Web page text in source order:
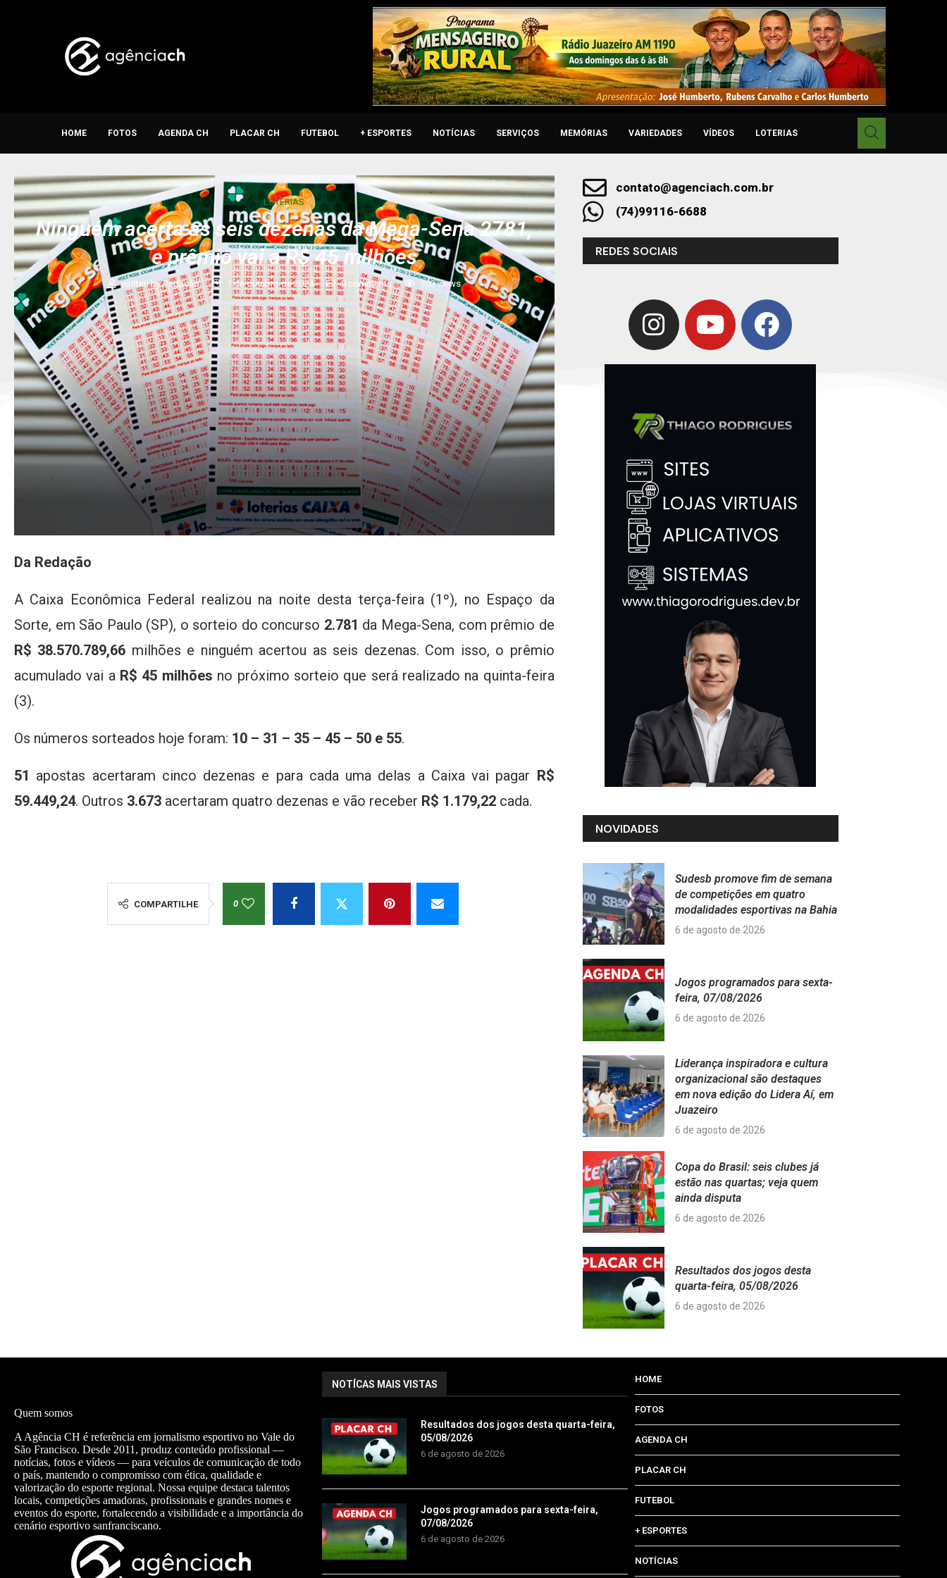
HOME FOTOS AGENDA CH PLACAR CH FUTEBOL + ESPORTES NOTÍCIAS SERVIÇOS MEMÓRIAS VARIEDADES VÍDEOS LOTERIAS
LOTERIAS
Ninguém acerta as seis dezenas da Mega-Sena 2781,
e prêmio vai a R$ 45 milhões
written byRedação 1 de outubro de 2024 0 comments 303views
Da Redação
A Caixa Econômica Federal realizou na noite desta terça-feira (1º), no Espaço da
Sorte, em São Paulo (SP), o sorteio do concurso 2.781 da Mega-Sena, com prêmio de
R$ 38.570.789,66 milhões e ninguém acertou as seis dezenas. Com isso, o prêmio
acumulado vai a R$ 45 milhões no próximo sorteio que será realizado na quinta-feira
(3).
Os números sorteados hoje foram: 10 – 31 – 35 – 45 – 50 e 55.
51 apostas acertaram cinco dezenas e para cada uma delas a Caixa vai pagar R$
59.449,24. Outros 3.673 acertaram quatro dezenas e vão receber R$ 1.179,22 cada.
COMPARTILHE 0
contato@agenciach.com.br
(74)99116-6688
REDES SOCIAIS
NOVIDADES
Sudesb promove fim de semana
de competições em quatro
modalidades esportivas na Bahia
6 de agosto de 2026
Jogos programados para sexta-
feira, 07/08/2026
6 de agosto de 2026
Liderança inspiradora e cultura
organizacional são destaques
em nova edição do Lidera Aí, em
Juazeiro
6 de agosto de 2026
Copa do Brasil: seis clubes já
estão nas quartas; veja quem
ainda disputa
6 de agosto de 2026
Resultados dos jogos desta
quarta-feira, 05/08/2026
6 de agosto de 2026
Quem somos
A Agência CH é referência em jornalismo esportivo no Vale do
São Francisco. Desde 2011, produz conteúdo profissional —
notícias, fotos e vídeos — para veículos de comunicação de todo
o país, mantendo o compromisso com ética, qualidade e
valorização do esporte regional. Nossa equipe destaca talentos
locais, competições amadoras, profissionais e grandes nomes e
eventos do esporte, fortalecendo a visibilidade e a importância do
cenário esportivo sanfranciscano.
NOTÍCAS MAIS VISTAS
Resultados dos jogos desta quarta-feira,
05/08/2026
6 de agosto de 2026
Jogos programados para sexta-feira,
07/08/2026
6 de agosto de 2026
HOME
FOTOS
AGENDA CH
PLACAR CH
FUTEBOL
+ ESPORTES
NOTÍCIAS